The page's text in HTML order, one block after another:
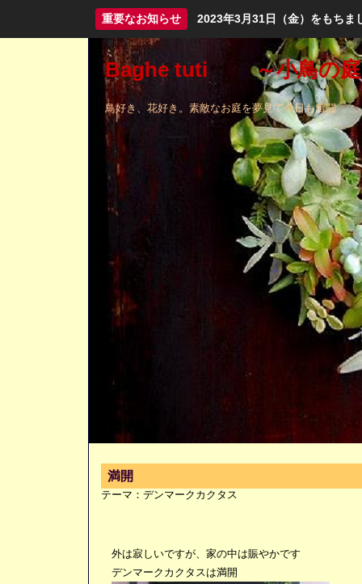
重要なお知らせ 2023年3月31日（金）をもちま
Baghe tuti ～小鳥の庭
鳥好き、花好き。素敵なお庭を夢見て今日も奮闘
満開
テーマ： デンマークカクタス
外は寂しいですが、家の中は賑やかです
デンマークカクタスは満開